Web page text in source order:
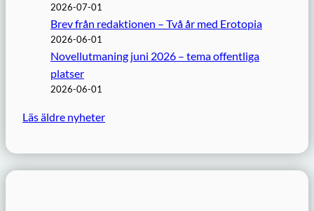
2026-07-01
Brev från redaktionen – Två år med Erotopia
2026-06-01
Novellutmaning juni 2026 – tema offentliga
platser
2026-06-01
Läs äldre nyheter